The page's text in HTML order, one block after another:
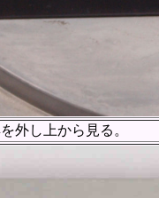
し上から見る。